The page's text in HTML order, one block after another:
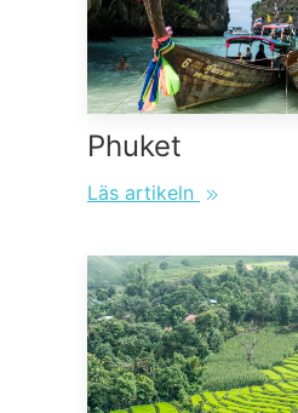
Phuket
Läs artikeln